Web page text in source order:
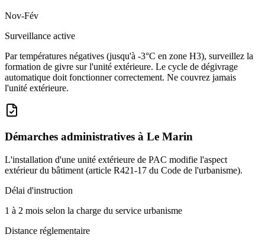
Nov-Fév
Surveillance active
Par températures négatives (jusqu'à -3°C en zone H3), surveillez la
formation de givre sur l'unité extérieure. Le cycle de dégivrage
automatique doit fonctionner correctement. Ne couvrez jamais
l'unité extérieure.
Démarches administratives à Le Marin
L'installation d'une unité extérieure de PAC modifie l'aspect
extérieur du bâtiment (article R421-17 du Code de l'urbanisme).
Délai d'instruction
1 à 2 mois selon la charge du service urbanisme
Distance réglementaire